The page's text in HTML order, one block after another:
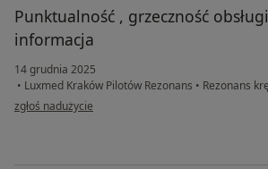
Punktualność , grzeczność
informacja
14 grudnia 2025
• Luxmed Kraków Pilotów Rezonans • Rezonans
w opinii użytkownika Wanda
zgłoś nadużycie